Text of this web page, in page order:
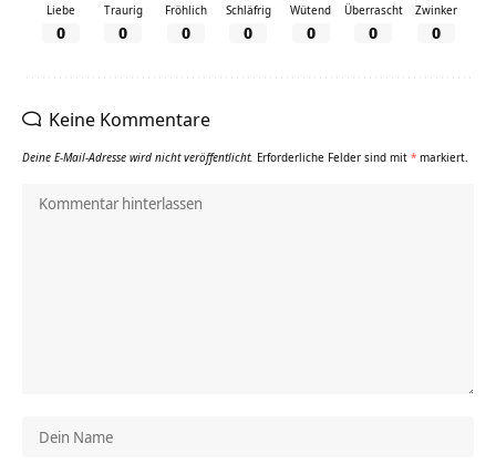
Liebe
0
Traurig
0
Fröhlich
0
Schläfrig
0
Wütend
0
Überrascht
0
Zwinker
0
Keine Kommentare
Deine E-Mail-Adresse wird nicht veröffentlicht. Erforderliche Felder sind mit * markiert.